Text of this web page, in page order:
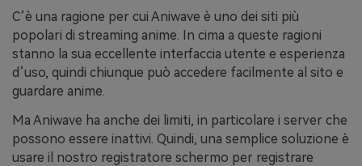
C’è una ragione per cui Aniwave è uno dei siti più
popolari di streaming anime. In cima a queste ragioni
stanno la sua eccellente interfaccia utente e esperienza
d’uso, quindi chiunque può accedere facilmente al sito e
guardare anime.
Ma Aniwave ha anche dei limiti, in particolare i server che
possono essere inattivi. Quindi, una semplice soluzione è
usare il nostro registratore schermo per registrare